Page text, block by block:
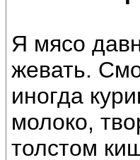
Я мясо
жевать.
иногда
молоко,
толстом